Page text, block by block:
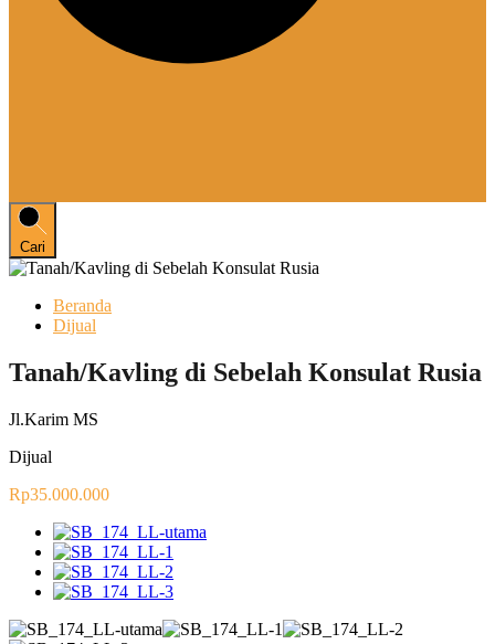
Cari
Beranda
Dijual
Tanah/Kavling di Sebelah Konsulat Rusia
Jl.Karim MS
Dijual
Rp35.000.000